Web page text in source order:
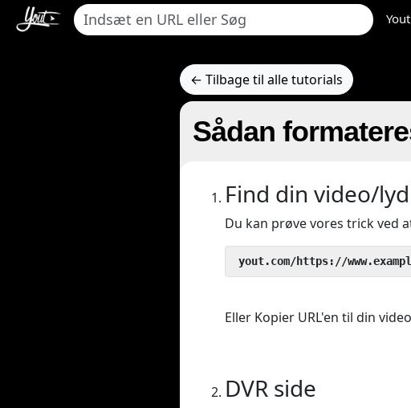
Yout
← Tilbage til alle tutorials
Sådan
Find din video/lyd
Du kan prøve vores trick ved
yout.com/https://
Eller Kopier URL'en til din
DVR side